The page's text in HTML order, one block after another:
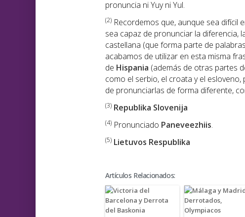
pronuncia ni Yuy ni Yul.
(2) Recordemos que, aunque sea difícil
sea capaz de pronunciar la diferencia,
castellana (que forma parte de
acabamos de utilizar en esta misma
de Hispania (además de otras partes
como el serbio, el croata y el
de pronunciarlas de forma diferente,
(3) Republika Slovenija
(4) Pronunciado Paneveezhiis.
(5) Lietuvos Respublika
Artículos Relacionados: